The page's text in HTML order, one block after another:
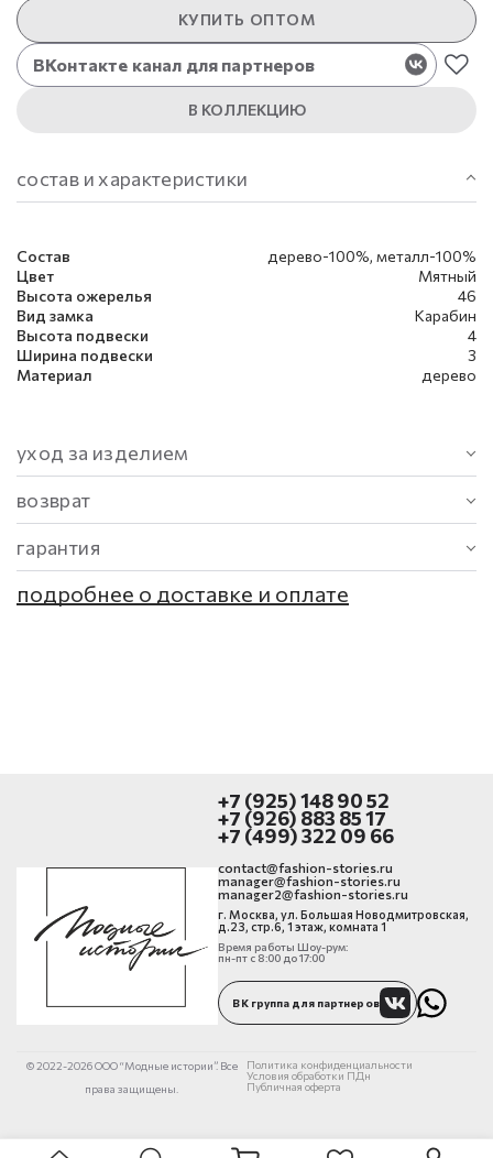
КУПИТЬ ОПТОМ
ВКонтакте канал для партнеров
В КОЛЛЕКЦИЮ
состав и характеристики
Состав
дерево-100%, металл-100%
Цвет
Мятный
Высота ожерелья
46
Вид замка
Карабин
Высота подвески
4
Ширина подвески
3
Материал
дерево
уход за изделием
возврат
гарантия
подробнее о доставке и оплате
+7 (925) 148 90 52
+7 (926) 883 85 17
+7 (499) 322 09 66
contact@fashion-stories.ru
manager@fashion-stories.ru
manager2@fashion-stories.ru
г. Москва, ул. Большая Новодмитровская,
д.23, стр.6, 1 этаж, комната 1
Время работы Шоу-рум:
пн-пт с 8:00 до 17:00
ВК группа для партнеров
© 2022-2026 ООО “Модные истории”. Все
права защищены.
Политика конфиденциальности
Условия обработки ПДн
Публичная оферта